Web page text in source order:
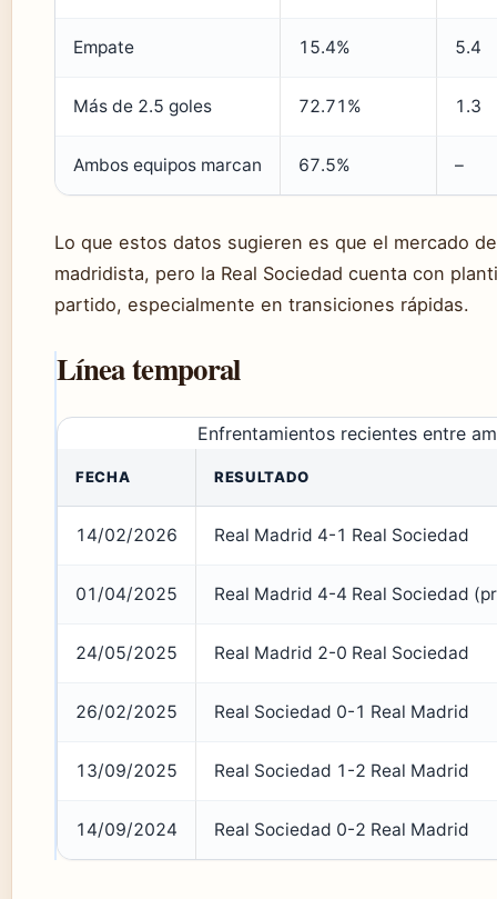
Empate 15.4% 5.4
Más de 2.5 goles 72.71% 1.3
Ambos equipos marcan 67.5% –
Lo que estos datos sugieren es que el mercado
madridista, pero la Real Sociedad cuenta con
partido, especialmente en transiciones rápidas.
Línea temporal
Enfrentamientos recientes entre
FECHA RESULTADO
14/02/2026 Real Madrid 4-1 Real Sociedad
01/04/2025 Real Madrid 4-4 Real Sociedad
24/05/2025 Real Madrid 2-0 Real Sociedad
26/02/2025 Real Sociedad 0-1 Real Madrid
13/09/2025 Real Sociedad 1-2 Real Madrid
14/09/2024 Real Sociedad 0-2 Real Madrid